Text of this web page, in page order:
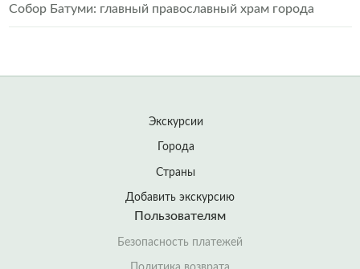
Собор Батуми: главный православный храм города
Экскурсии
Города
Страны
Добавить экскурсию
Пользователям
Безопасность платежей